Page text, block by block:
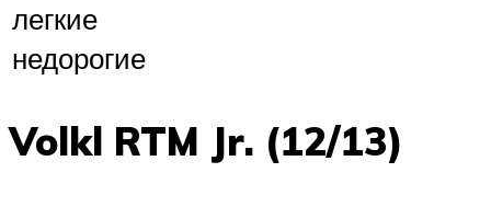
легкие
недорогие
Volkl RTM Jr. (12/13)